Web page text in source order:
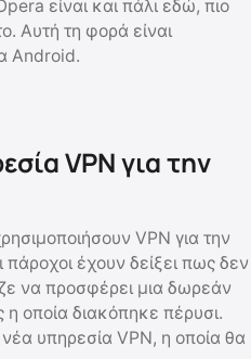
είναι και πάλι εδώ, πιο
Αυτή τη φορά είναι
Android.
VPN για την
VPN για την
πάροχοι έχουν δείξει πως δεν
να προσφέρει μια δωρεάν
οποία διακόπηκε πέρυσι.
υπηρεσία VPN, η οποία θα